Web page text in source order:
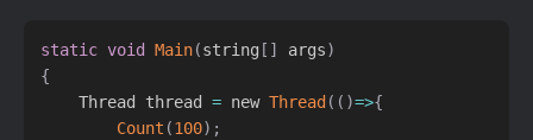
static void Main(string [ ] args)
{
    Thread thread
= new Thread ( ( )=>{
Count (100) ;